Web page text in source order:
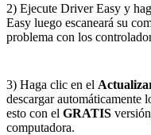
2) Ejecute Driver Easy y
Easy luego escaneará su
problema con los
3) Haga clic en el
descargar automáticamente
esto con el GRATIS
computadora.